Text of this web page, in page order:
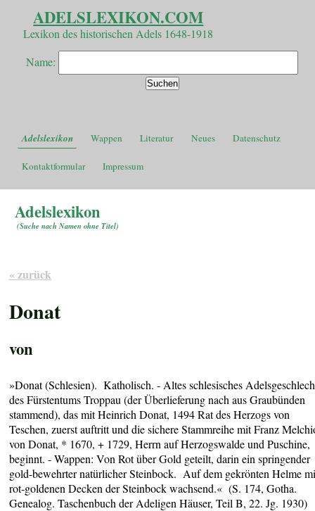
ADELSLEXIKON.COM
Lexikon des historischen Adels 1648-1918
Name:
Adelslexikon Wappen Literatur Neues Datenschutz
Kontaktformular Impressum
Adelslexikon
(Suche nach Namen ohne Titel)
« zurück
Donat
von
»Donat (Schlesien). Katholisch. - Altes schlesisches
des Fürstentums Troppau (der Überlieferung nach aus Graubünden
stammend), das mit Heinrich Donat, 1494 Rat des Herzogs von
Teschen, zuerst auftritt und die sichere Stammreihe mit Franz
von Donat, * 1670, + 1729, Herrn auf Herzogswalde und Puschine,
beginnt. - Wappen: Von Rot über Gold geteilt, darin ein springender
gold-bewehrter natürlicher Steinbock. Auf dem gekrönten Helme
rot-goldenen Decken der Steinbock wachsend.« (S. 174, Gotha.
Genealog. Taschenbuch der Adeligen Häuser, Teil B, 22. Jg. 1930)